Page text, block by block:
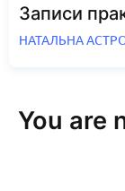
Записи
НАТАЛЬНА
You are